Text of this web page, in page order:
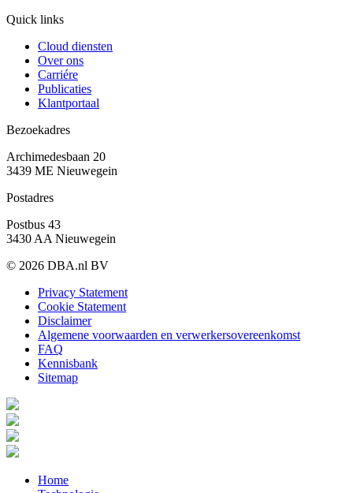
Quick links
Cloud diensten
Over ons
Carriére
Publicaties
Klantportaal
Bezoekadres
Archimedesbaan 20
3439 ME Nieuwegein
Postadres
Postbus 43
3430 AA Nieuwegein
© 2026 DBA.nl BV
Privacy Statement
Cookie Statement
Disclaimer
Algemene voorwaarden en verwerkersovereenkomst
FAQ
Kennisbank
Sitemap
Home